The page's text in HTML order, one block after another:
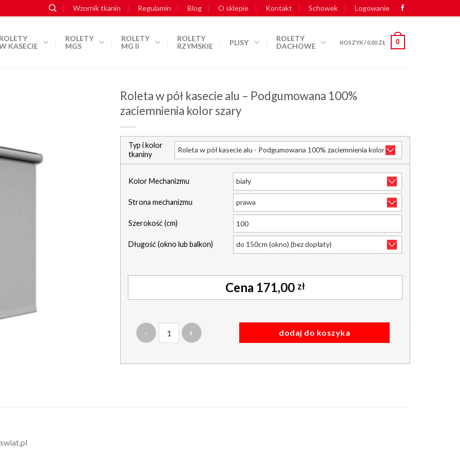
Wzornik tkanin Regulamin Blog O sklepie Kontakt Schowek Logowanie
ROLETY
KASECIE
ROLETY
MGS
ROLETY
MG II
ROLETY
RZYMSKIE
PLISY
ROLETY
DACHOWE
KOSZYK /0,00 ZŁ 0
Roleta w pół kasecie alu – Podgumowana 100%
zaciemnienia kolor szary
Typ i kolor
tkaniny
Kolor Mechanizmu
Strona mechanizmu
Szerokość (cm)
Długość (okno lub balkon)
ilość roleta w pół kasecie alu - podgumowana 100% zaciemnienia kolor szary
dodaj do koszyka
171,00 zł